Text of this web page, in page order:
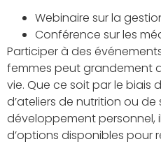
Webinaire sur la
Conférence sur les
Participer à des
femmes peut grandement
vie. Que ce soit par le biais
d’ateliers de nutrition ou de
développement personnel,
d’options disponibles pour